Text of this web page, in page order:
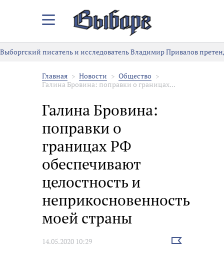
Закрыть/
меню
Выборгский писатель и исследователь Владимир Привалов
Главная Новости
Общество
Галина Бровина: поправки о границах...
Галина Бровина:
поправки о
границах РФ
обеспечивают
целостность и
неприкосновенность
моей страны
14.05.2020 10:29
Выбрать